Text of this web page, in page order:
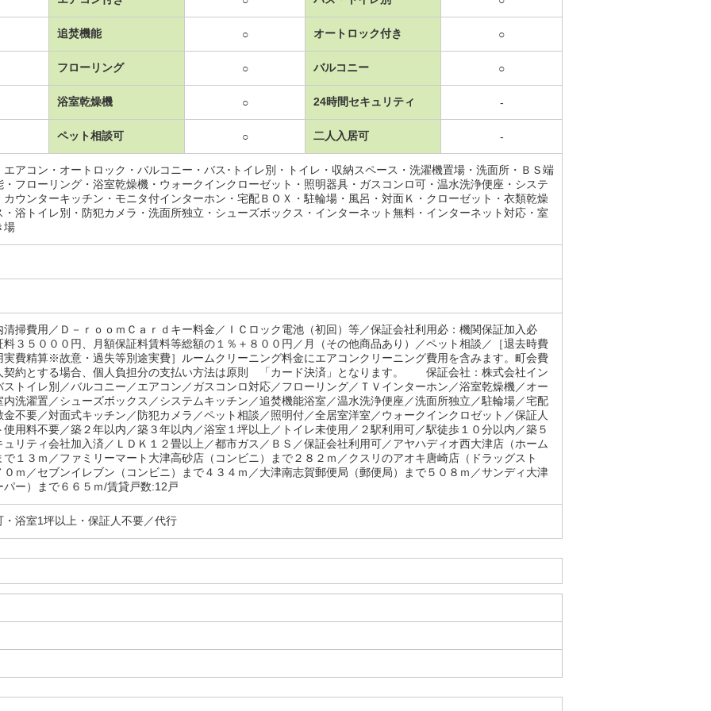
追焚機能 ○ オートロック付き ○
フローリング ○ バルコニー ○
浴室乾燥機 ○ 24時間セキュリティ -
ペット相談可 ○ 二人入居可 -
エアコン・オートロック・バルコニー・バス･トイレ別・トイレ・収納スペース・洗濯機置場・洗面所・ＢＳ端
・フローリング・浴室乾燥機・ウォークインクローゼット・照明器具・ガスコンロ可・温水洗浄便座・システ
カウンターキッチン・モニタ付インターホン・宅配ＢＯＸ・駐輪場・風呂・対面Ｋ・クローゼット・衣類乾燥
・浴トイレ別・防犯カメラ・洗面所独立・シューズボックス・インターネット無料・インターネット対応・室
場
清掃費用／Ｄ－ｒｏｏｍＣａｒｄキー料金／ＩＣロック電池（初回）等／保証会社利用必：機関保証加入必
料３５０００円、月額保証料賃料等総額の１％＋８００円／月（その他商品あり）／ペット相談／［退去時費
費精算※故意・過失等別途実費］ルームクリーニング料金にエアコンクリーニング費用を含みます。町会費
契約とする場合、個人負担分の支払い方法は原則 「カード決済」となります。 保証会社：株式会社イン
ストイレ別／バルコニー／エアコン／ガスコンロ対応／フローリング／ＴＶインターホン／浴室乾燥機／オー
内洗濯置／シューズボックス／システムキッチン／追焚機能浴室／温水洗浄便座／洗面所独立／駐輪場／宅配
金不要／対面式キッチン／防犯カメラ／ペット相談／照明付／全居室洋室／ウォークインクロゼット／保証人
使用料不要／築２年以内／築３年以内／浴室１坪以上／トイレ未使用／２駅利用可／駅徒歩１０分以内／築５
ュリティ会社加入済／ＬＤＫ１２畳以上／都市ガス／ＢＳ／保証会社利用可／アヤハディオ西大津店（ホーム
で１３ｍ／ファミリーマート大津高砂店（コンビニ）まで２８２ｍ／クスリのアオキ唐崎店（ドラッグスト
０ｍ／セブンイレブン（コンビニ）まで４３４ｍ／大津南志賀郵便局（郵便局）まで５０８ｍ／サンディ大津
パー）まで６６５ｍ/賃貸戸数:12戸
・浴室1坪以上・保証人不要／代行